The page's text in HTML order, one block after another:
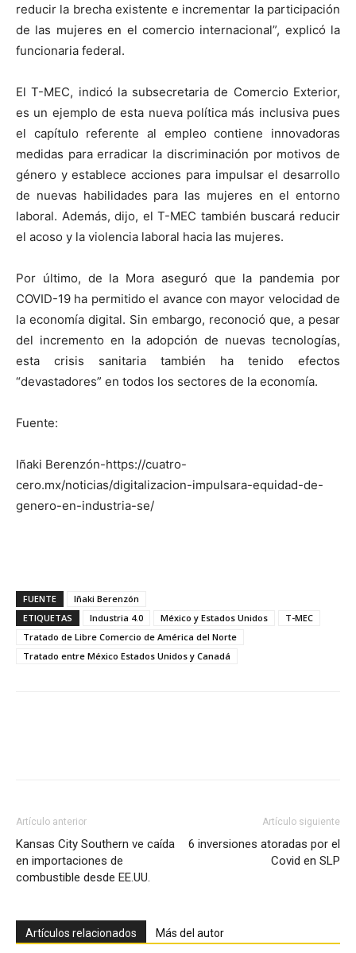
reducir la brecha existente e incrementar la participación
de las mujeres en el comercio internacional”, explicó la
funcionaria federal.
El T-MEC, indicó la subsecretaria de Comercio Exterior,
es un ejemplo de esta nueva política más inclusiva pues
el capítulo referente al empleo contiene innovadoras
medidas para erradicar la discriminación por motivos de
género y establece acciones para impulsar el desarrollo
de nuevas habilidades para las mujeres en el entorno
laboral. Además, dijo, el T-MEC también buscará reducir
el acoso y la violencia laboral hacia las mujeres.
Por último, de la Mora aseguró que la pandemia por
COVID-19 ha permitido el avance con mayor velocidad de
la economía digital. Sin embargo, reconoció que, a pesar
del incremento en la adopción de nuevas tecnologías,
esta crisis sanitaria también ha tenido efectos
“devastadores” en todos los sectores de la economía.
Fuente:
Iñaki Berenzón-https://cuatro-
cero.mx/noticias/digitalizacion-impulsara-equidad-de-
genero-en-industria-se/
FUENTE
Iñaki Berenzón
ETIQUETAS
Industria 4.0 México y Estados Unidos
T-MEC
Tratado de Libre Comercio de América del Norte
Tratado entre México Estados Unidos y Canadá
Artículo anterior
Kansas City Southern ve caída
en importaciones de
combustible desde EE.UU.
Artículo siguiente
6 inversiones atoradas por el
Covid en SLP
Artículos relacionados Más del autor